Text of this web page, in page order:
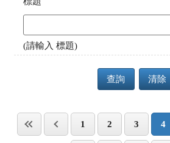
(請輸入 標題)
查詢 清除
1 2 3 4